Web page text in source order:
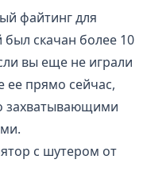
файтинг для
скачан более 10
вы еще не играли
ее прямо сейчас,
захватывающими
с шутером от